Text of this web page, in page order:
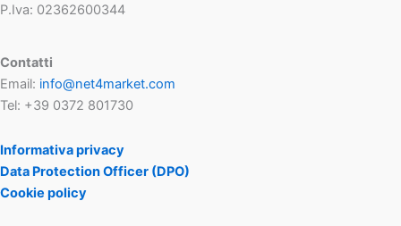
P.Iva: 02362600344
Contatti
Email: info@net4market.com
Tel: +39 0372 801730
Informativa privacy
Data Protection Officer (DPO)
Cookie policy